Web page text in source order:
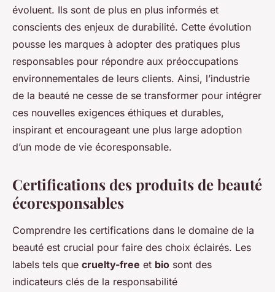
évoluent. Ils sont de plus en plus informés et
conscients des enjeux de durabilité. Cette évolution
pousse les marques à adopter des pratiques plus
responsables pour répondre aux préoccupations
environnementales de leurs clients. Ainsi, l’industrie
de la beauté ne cesse de se transformer pour intégrer
ces nouvelles exigences éthiques et durables,
inspirant et encourageant une plus large adoption
d’un mode de vie écoresponsable.
Certifications des produits de beauté
écoresponsables
Comprendre les certifications dans le domaine de la
beauté est crucial pour faire des choix éclairés. Les
labels tels que cruelty-free et bio sont des
indicateurs clés de la responsabilité